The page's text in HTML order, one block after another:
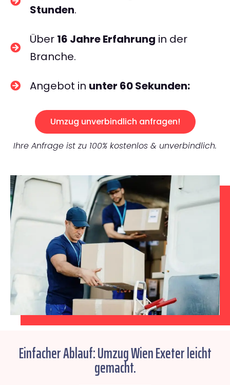
Stunden.
Über 16 Jahre Erfahrung in der
Branche.
Angebot in unter 60 Sekunden:
Umzug unverbindlich anfragen!
Ihre Anfrage ist zu 100% kostenlos & unverbindlich.
Einfacher Ablauf: Umzug Wien Exeter leicht
gemacht.